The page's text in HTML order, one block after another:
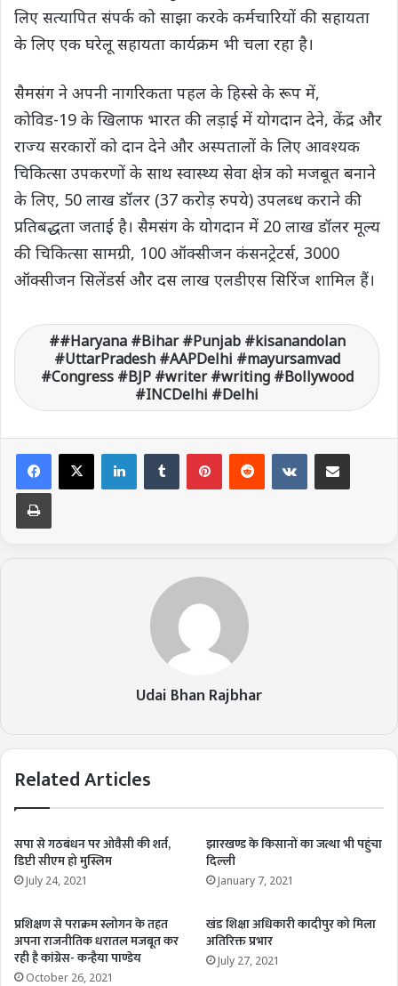
लिए सत्‍यापित संपर्क को साझा करके कर्मचारियों की सहायता
के लिए एक घरेलू सहायता कार्यक्रम भी चला रहा है।
सैमसंग ने अपनी नागरिकता पहल के हिस्‍से के रूप में,
कोविड-19 के खिलाफ भारत की लड़ाई में योगदान देने, केंद्र और
राज्‍य सरकारों को दान देने और अस्‍पतालों के लिए आवश्‍यक
चिकित्‍सा उपकरणों के साथ स्‍वास्‍थ्‍य सेवा क्षेत्र को मजबूत बनाने
के लिए, 50 लाख डॉलर (37 करोड़ रुपये) उपलब्‍ध कराने की
प्रतिबद्धता जताई है। सैमसंग के योगदान में 20 लाख डॉलर मूल्‍य
की चिकित्‍सा सामग्री, 100 ऑक्‍सीजन कंसनट्रेटर्स, 3000
ऑक्‍सीजन सिलेंडर्स और दस लाख एलडीएस सिरिंज शामिल हैं।
#Haryana #Bihar #Punjab #kisanandolan
#UttarPradesh #AAPDelhi #mayursamvad
#Congress #BJP #writer #writing #Bollywood
#INCDelhi #Delhi
LinkedIn VKontakte
Udai Bhan Rajbhar
Related Articles
सपा से गठबंधन पर ओवैसी की शर्त,
डिप्टी सीएम हो मुस्लिम
July 24, 2021
झारखण्ड के किसानों का जत्था भी पहुंचा
दिल्ली
January 7, 2021
प्रशिक्षण से पराक्रम स्लोगन के तहत
अपना राजनीतिक धरातल मजबूत कर
रही है कांग्रेस- कन्हैया पाण्डेय
October 26, 2021
खंड शिक्षा अधिकारी कादीपुर को मिला
अतिरिक्त प्रभार
July 27, 2021